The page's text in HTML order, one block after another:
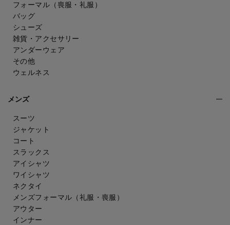
フォーマル（喪服・礼服）
バッグ
シューズ
雑貨・アクセサリー
アンダーウェア
その他
ウェルネス
メンズ
スーツ
ジャケット
コート
スラックス
アイシャツ
ワイシャツ
ネクタイ
メンズフォーマル （礼服・喪服）
アウター
インナー